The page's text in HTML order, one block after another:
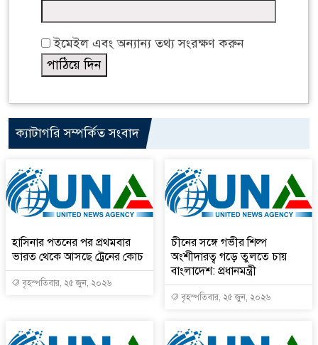
ইমেইল এবং অন্যান্য তথ্য সংরক্ষণ করুন
ক্যাটাগরি সম্পর্কিত সংবাদ
হাসিনার পতনের পর প্রথমবার
ভারত থেকে আসছে ট্রেনের কোচ
বৃহস্পতিবার, ২৫ জুন, ২০২৬
চীনের সঙ্গে গভীর শিল্প
অংশীদারত্ব গড়ে তুলতে চায়
বাংলাদেশ: প্রধানমন্ত্রী
বৃহস্পতিবার, ২৫ জুন, ২০২৬